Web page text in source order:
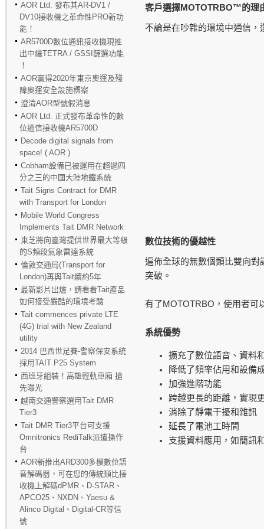
AOR Ltd. 發布其AR-DV1 /
DV10接收機之革命性PRO新功
能！
AR5700D數位通訊接收機現推
出中繼TETRA / GSSI篩選功能
！
AOR贏得2020年東京奧運及殘
障奧運安全設施標案
澄清AOR型號假消息
AOR Ltd. 正式發布革命性的數
位通信接收機AR5700D
Decode digital signals from
space! ( AOR )
Cobham設備已被運用在超過四
分之三的中國大陸地鐵系統
Tait Signs Contract for DMR
with Transport for London
Mobile World Congress
Implements Tait DMR Network
東芝將向臺灣提供世界最大等級
的S頻段氣象雷達系統
倫敦交通局(Transport for
London)再與Tait續約5年
最新影片出爐，請看看Tait產品
如何接受嚴酷的環境考驗
Tait commences private LTE
(4G) trial with New Zealand
utility
2014 巴西世足賽-警察保安系統
採用TAIT P25 System
西班牙組裝！高雄輕軌車廂 搶
先曝光
越南交通警察選用Tait DMR
Tier3
Tait DMR Tier3平台可支援
Omnitronics RediTalk派遣操作
台
AOR新推出ARD300多模數位語
音解碼器，可在您的傳統類比接
收機上解碼dPMR、D-STAR、
APCO25、NXDN、Yaesu &
Alinco Digital、Digital-CR等信
號
客戶選擇MOTOTRBO™的理
不論是在吵雜的環境中通信，
數位技術的優越性
遍佈全球的無數個類比雙向對
突破。
有了MOTOTRBO ，使用者
系統優勢
擴充了數位語音、資料
降低了頻率佔用和設備
加強進階功能
跨越更長的距離，實現
消除了靜電干擾和雜訊
延長了電池工時間
支援資料應用，如簡訊